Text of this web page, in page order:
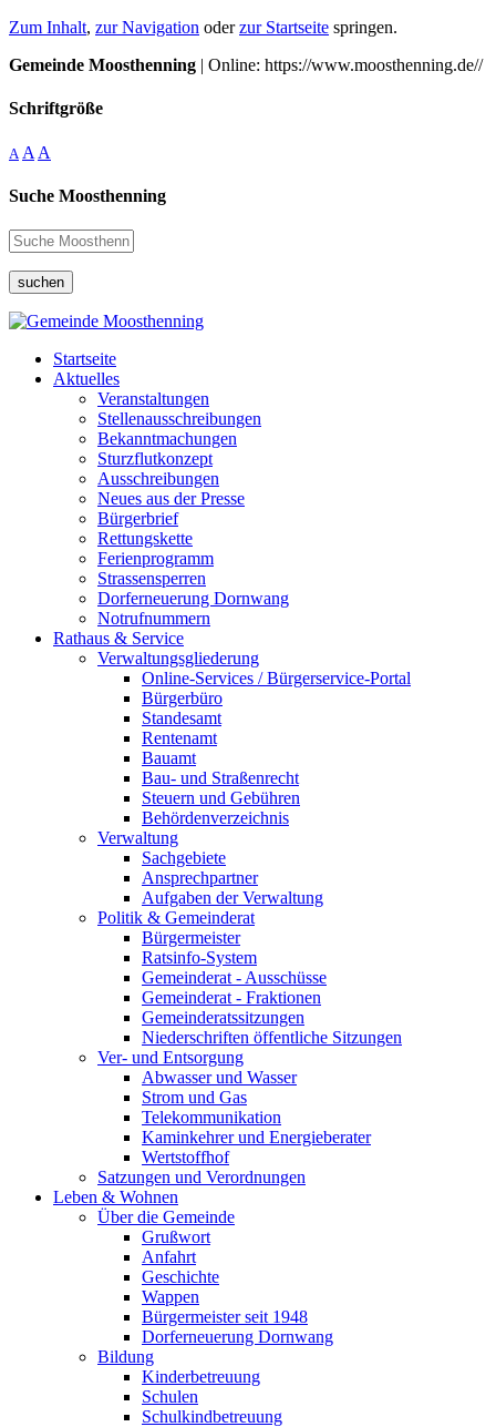
Zum Inhalt, zur Navigation oderzur Startseite springen.
Gemeinde Moosthenning | Online: https://www.moosthenning.de//
Schriftgröße
A A A
Suche Moosthenning
suchen
Startseite
Aktuelles
Veranstaltungen
Stellenausschreibungen
Bekanntmachungen
Sturzflutkonzept
Ausschreibungen
Neues aus der Presse
Bürgerbrief
Rettungskette
Ferienprogramm
Strassensperren
Dorferneuerung Dornwang
Notrufnummern
Rathaus & Service
Verwaltungsgliederung
Online-Services / Bürgerservice-Portal
Bürgerbüro
Standesamt
Rentenamt
Bauamt
Bau- und Straßenrecht
Steuern und Gebühren
Behördenverzeichnis
Verwaltung
Sachgebiete
Ansprechpartner
Aufgaben der Verwaltung
Politik & Gemeinderat
Bürgermeister
Ratsinfo-System
Gemeinderat - Ausschüsse
Gemeinderat - Fraktionen
Gemeinderatssitzungen
Niederschriften öffentliche Sitzungen
Ver- und Entsorgung
Abwasser und Wasser
Strom und Gas
Telekommunikation
Kaminkehrer und Energieberater
Wertstoffhof
Satzungen und Verordnungen
Leben & Wohnen
Über die Gemeinde
Grußwort
Anfahrt
Geschichte
Wappen
Bürgermeister seit 1948
Dorferneuerung Dornwang
Bildung
Kinderbetreuung
Schulen
Schulkindbetreuung